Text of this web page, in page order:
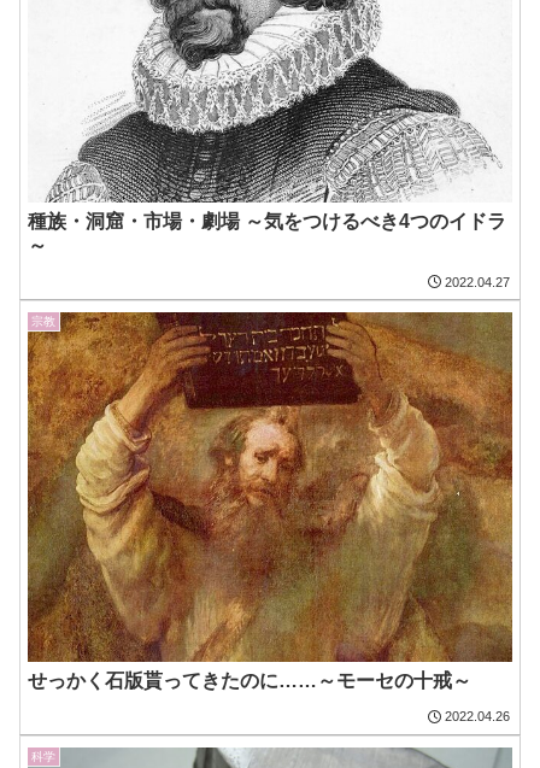
種族・洞窟・市場・劇場 ～気をつけるべき4つのイドラ
～
2022.04.27
宗教
せっかく石版貰ってきたのに……～モーセの十戒～
2022.04.26
科学